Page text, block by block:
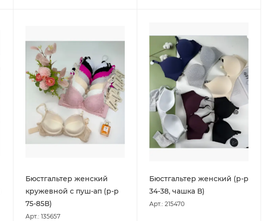
Бюстгальтер женский
кружевной с пуш-ап (р-р
75-85В)
Арт.: 135657
Бюстгальтер женский (р-р
34-38, чашка В)
Арт.: 215470